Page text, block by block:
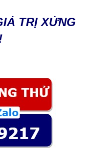
TRỊ XỨNG